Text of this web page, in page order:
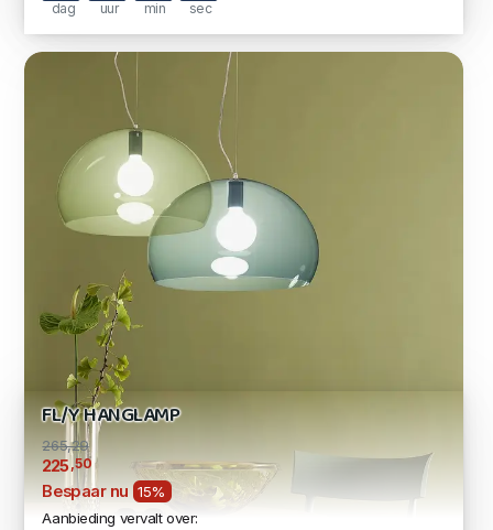
dag uur min sec
FL/Y HANGLAMP
265,29
225,50
Bespaar nu 15%
Aanbieding vervalt over: